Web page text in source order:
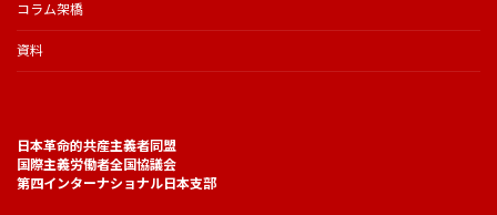
コラム架橋
資料
日本革命的共産主義者同盟
国際主義労働者全国協議会
第四インターナショナル日本支部